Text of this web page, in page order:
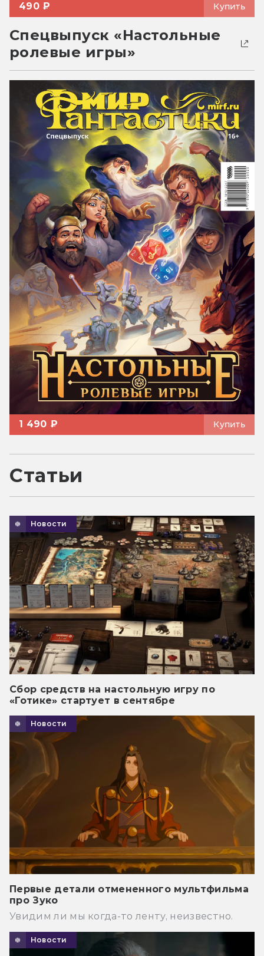
490 ₽ Купить
Спецвыпуск «Настольные
ролевые игры»
1 490 ₽ Купить
Статьи
Новости
Сбор средств на настольную игру по
«Готике» стартует в сентябре
Новости
Первые детали отмененного мультфильма
про Зуко
Увидим ли мы когда-то ленту, неизвестно.
Новости